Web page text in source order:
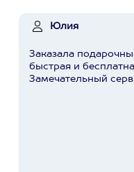
Юлия
Заказала
быстрая и
Замечательный